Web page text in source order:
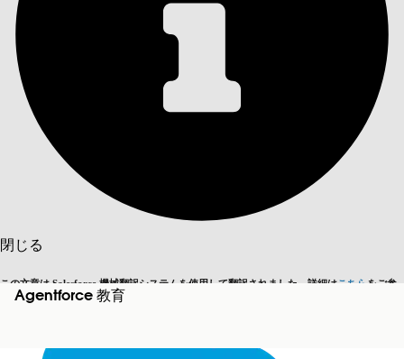
閉じる
この文章は Salesforce 機械翻訳システムを使用して翻訳されました。詳細はこちら をご参
照ください。
英語に切り替える
Agentforce 教育